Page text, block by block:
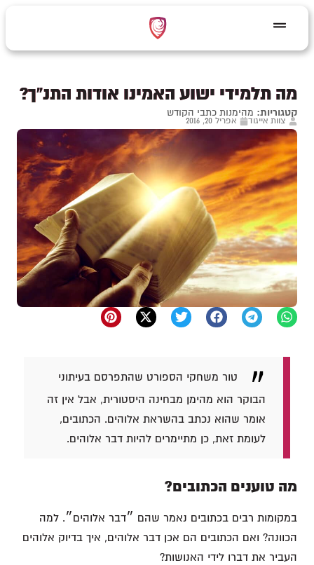
מה תלמידי ישוע האמינו אודות התנ"ך?
קטגוריות: מהימנות כתבי הקודש
צוות אייגוד אפריל 20, 2016
טור משחקי הספורט שהתפרסם בעיתוני
הבוקר הוא מהימן מבחינה היסטורית, אבל אין זה
אומר שהוא נכתב בהשראת אלוהים. הכתובים,
לעומת זאת, כן מתיימרים להיות דבר אלוהים.
מה טוענים הכתובים?
במקומות רבים בכתובים נאמר שהם ״דבר אלוהים״. למה
הכוונה? ואם הכתובים הם אכן דבר אלוהים, איך בדיוק אלוהים
העביר את דברו לידי האנושות?